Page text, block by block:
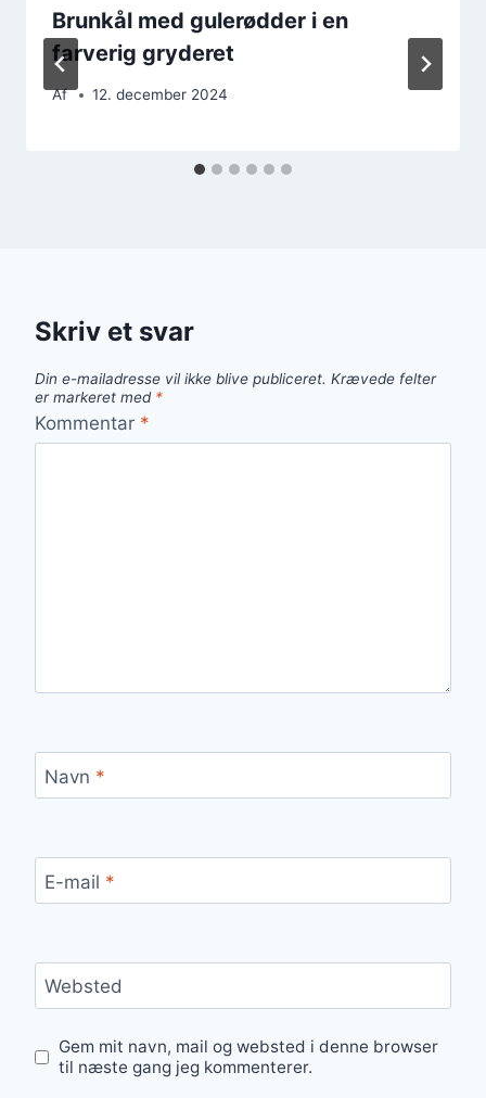
Brunkål med gulerødder i en
farverig gryderet
Af 12. december 2024
Skriv et svar
Din e-mailadresse vil ikke blive publiceret. Krævede felter
er markeret med *
Kommentar *
Navn *
E-mail *
Websted
Gem mit navn, mail og websted i denne browser
til næste gang jeg kommenterer.